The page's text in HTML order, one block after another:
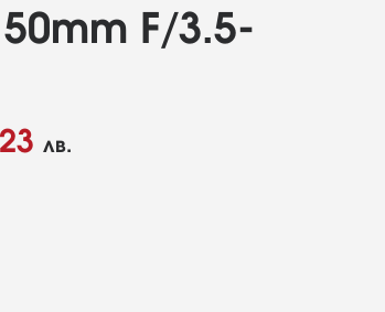
F/3.5-
лв.